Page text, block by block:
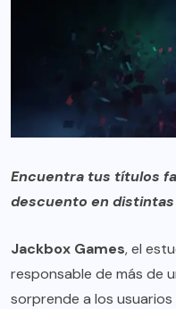
Encuentra tus títulos
descuento en
Jackbox Games, el
responsable de más de
sorprende a los